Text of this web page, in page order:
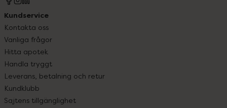
Kundservice
Kontakta oss
Vanliga frågor
Hitta apotek
Handla tryggt
Leverans, betalning och retur
Kundklubb
Sajtens tillgänglighet